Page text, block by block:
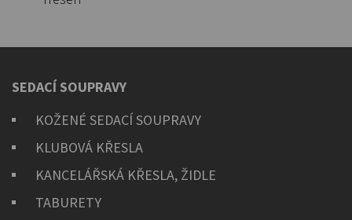
SEDACÍ SOUPRAVY
KOŽENÉ SEDACÍ SOUPRAVY
KLUBOVÁ KŘESLA
KANCELÁŘSKÁ KŘESLA, ŽIDLE
TABURETY